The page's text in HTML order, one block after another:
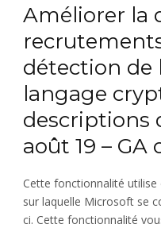
Améliorer la
détection de
langage
descriptions
août 19 – GA
Cette fonctionnalité utilise
sur laquelle Microsoft se
ci. Cette fonctionnalité